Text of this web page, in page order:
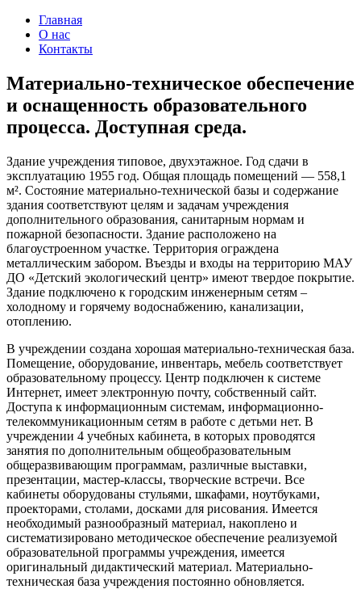
Главная
О нас
Контакты
Материально-техническое обеспечение
и оснащенность образовательного
процесса. Доступная среда.
Здание учреждения типовое, двухэтажное. Год сдачи в
эксплуатацию 1955 год. Общая площадь помещений — 558,1
м². Состояние материально-технической базы и содержание
здания соответствуют целям и задачам учреждения
дополнительного образования, санитарным нормам и
пожарной безопасности. Здание расположено на
благоустроенном участке. Территория ограждена
металлическим забором. Въезды и входы на территорию МАУ
ДО «Детский экологический центр» имеют твердое покрытие.
Здание подключено к городским инженерным сетям –
холодному и горячему водоснабжению, канализации,
отоплению.
В учреждении создана хорошая материально-техническая база.
Помещение, оборудование, инвентарь, мебель соответствует
образовательному процессу. Центр подключен к системе
Интернет, имеет электронную почту, собственный сайт.
Доступа к информационным системам, информационно-
телекоммуникационным сетям в работе с детьми нет. В
учреждении 4 учебных кабинета, в которых проводятся
занятия по дополнительным общеобразовательным
общеразвивающим программам, различные выставки,
презентации, мастер-классы, творческие встречи. Все
кабинеты оборудованы стульями, шкафами, ноутбуками,
проекторами, столами, досками для рисования. Имеется
необходимый разнообразный материал, накоплено и
систематизировано методическое обеспечение реализуемой
образовательной программы учреждения, имеется
оригинальный дидактический материал. Материально-
техническая база учреждения постоянно обновляется.